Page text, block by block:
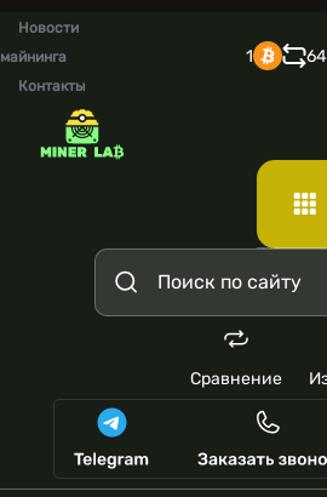
Новости
майнинга
Контакты
1
Сравнение